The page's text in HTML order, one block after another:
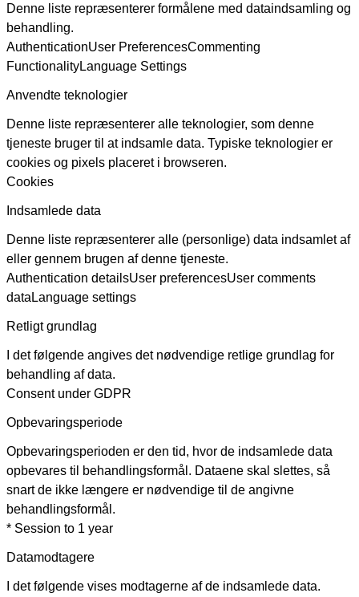
Denne liste repræsenterer formålene med dataindsamling og
behandling.
AuthenticationUser PreferencesCommenting
FunctionalityLanguage Settings
Anvendte teknologier
Denne liste repræsenterer alle teknologier, som denne
tjeneste bruger til at indsamle data. Typiske teknologier er
cookies og pixels placeret i browseren.
Cookies
Indsamlede data
Denne liste repræsenterer alle (personlige) data indsamlet af
eller gennem brugen af denne tjeneste.
Authentication detailsUser preferencesUser comments
data Language settings
Retligt grundlag
I det følgende angives det nødvendige retlige grundlag for
behandling af data.
Consent under GDPR
Opbevaringsperiode
Opbevaringsperioden er den tid, hvor de indsamlede data
opbevares til behandlingsformål. Dataene skal slettes, så
snart de ikke længere er nødvendige til de angivne
behandlingsformål.
* Session to 1 year
Datamodtagere
I det følgende vises modtagerne af de indsamlede data.